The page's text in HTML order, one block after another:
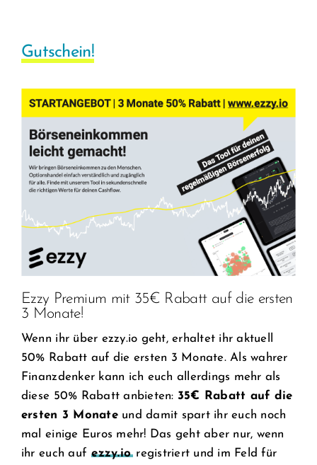
Gutschein!
Ezzy Premium mit 35€ Rabatt auf die ersten
3 Monate!
Wenn ihr über ezzy.io geht, erhaltet ihr aktuell
50% Rabatt auf die ersten 3 Monate. Als wahrer
Finanzdenker kann ich euch allerdings mehr als
diese 50% Rabatt anbieten: 35€ Rabatt auf die
ersten 3 Monateund damit spart ihr euch noch
mal einige Euros mehr! Das geht aber nur, wenn
ihr euch auf ezzy.ioregistriert und im Feld für